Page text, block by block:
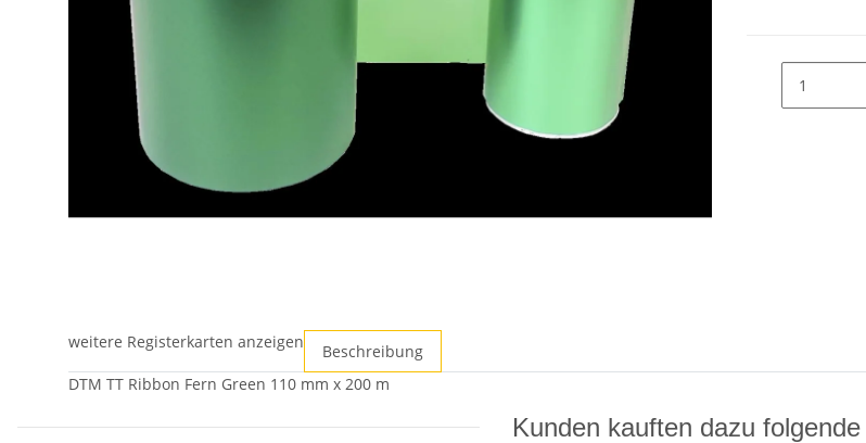
weitere Registerkarten anzeigen
Beschreibung
DTM TT Ribbon Fern Green 110 mm x 200 m
Kunden kauften dazu